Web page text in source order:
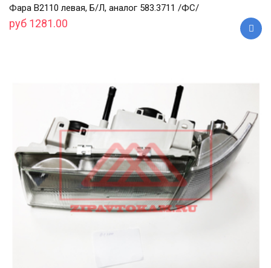
Фара В2110 левая, Б/Л, аналог 583.3711 /ФС/
руб 1281.00